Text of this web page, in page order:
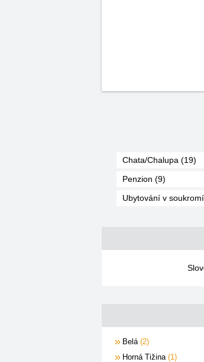
Chata/Chalupa (19)
Penzion (9)
Ubytování v
Belá 2
Horná Tižina 1